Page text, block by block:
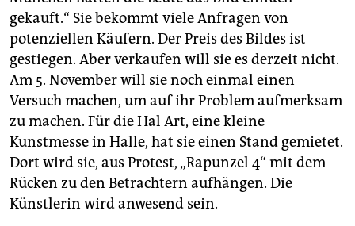
gekauft.“ Sie bekommt viele Anfragen von
potenziellen Käufern. Der Preis des Bildes ist
gestiegen. Aber verkaufen will sie es derzeit nicht.
Am 5. November will sie noch einmal einen
Versuch machen, um auf ihr Problem aufmerksam
zu machen. Für die Hal Art, eine kleine
Kunstmesse in Halle, hat sie einen Stand gemietet.
Dort wird sie, aus Protest, „Rapunzel 4“ mit dem
Rücken zu den Betrachtern aufhängen. Die
Künstlerin wird anwesend sein.